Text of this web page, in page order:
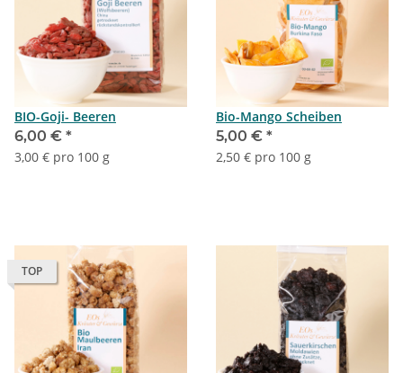
BIO-Goji- Beeren
6,00 € *
3,00 € pro 100 g
Bio-Mango Scheiben
5,00 € *
2,50 € pro 100 g
TOP